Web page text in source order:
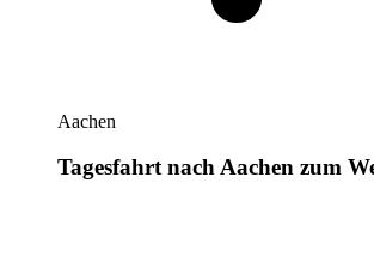
Aachen
Tagesfahrt nach Aachen zum